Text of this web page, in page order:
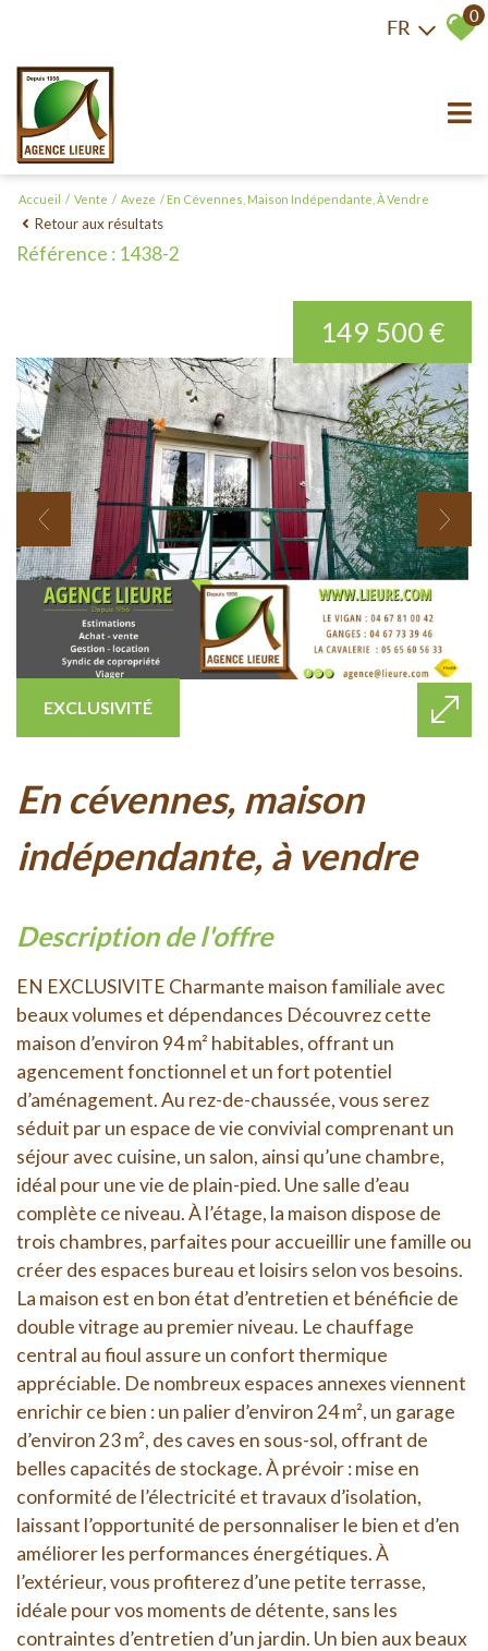
FR 0
Accueil Vente Aveze En Cévennes, Maison Indépendante, À Vendre
Retour aux résultats
Référence : 1438-2
EXCLUSIVITÉ
149 500 €
en cévennes, maison
indépendante, à vendre
description de l'offre
EN EXCLUSIVITE Charmante maison familiale avec
beaux volumes et dépendances Découvrez cette
maison d’environ 94 m² habitables, offrant un
agencement fonctionnel et un fort potentiel
d’aménagement. Au rez-de-chaussée, vous serez
séduit par un espace de vie convivial comprenant un
séjour avec cuisine, un salon, ainsi qu’une chambre,
idéal pour une vie de plain-pied. Une salle d’eau
complète ce niveau. À l’étage, la maison dispose de
trois chambres, parfaites pour accueillir une famille ou
créer des espaces bureau et loisirs selon vos besoins.
La maison est en bon état d’entretien et bénéficie de
double vitrage au premier niveau. Le chauffage
central au fioul assure un confort thermique
appréciable. De nombreux espaces annexes viennent
enrichir ce bien : un palier d’environ 24 m², un garage
d’environ 23 m², des caves en sous-sol, offrant de
belles capacités de stockage. À prévoir : mise en
conformité de l’électricité et travaux d’isolation,
laissant l’opportunité de personnaliser le bien et d’en
améliorer les performances énergétiques. À
l’extérieur, vous profiterez d’une petite terrasse,
idéale pour vos moments de détente, sans les
contraintes d’entretien d’un jardin. Un bien aux beaux